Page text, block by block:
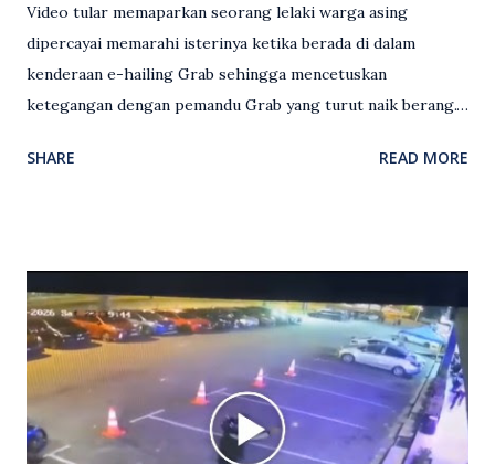
Video tular memaparkan seorang lelaki warga asing
dipercayai memarahi isterinya ketika berada di dalam
kenderaan e-hailing Grab sehingga mencetuskan
ketegangan dengan pemandu Grab yang turut naik berang.
antara seorang lelaki warga asing dengan pemandu Grab
Grab bertindak mempertahankan wanita terbabit sebelum
berlaku pertikaman lidah antara kedua-dua pihak. Video
berkenaan kini tular di media sosial dan mendapat pelbagai
reaksi orang ramai. Antara komen orang awam yang tular di
media sosial mengenai insiden tersebut ialah ramai yang
meluahkan rasa marah terhadap tindakan lelaki berkenaan
SHARE READ MORE